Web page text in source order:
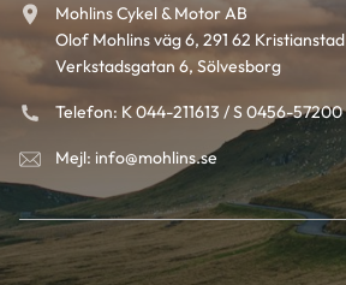
Mohlins Cykel & Motor AB
Olof Mohlins väg 6, 291 62 Kristianstad
Verkstadsgatan 6, Sölvesborg
Telefon: K 044-211613 / S 0456-57200
Mejl: info@mohlins.se